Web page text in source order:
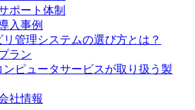
ポート体制
入事例
管理システムの選び方とは？
ラン
ピュータサービスが取り扱う製
社情報